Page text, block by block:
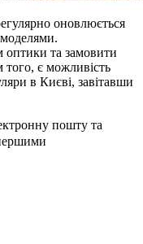
оновлюється
оптики та замовити
є можливість
в Києві, завітавши
пошту та